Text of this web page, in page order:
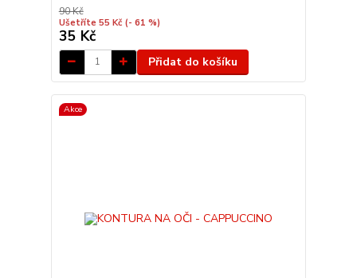
90 Kč
Ušetříte 55 Kč (- 61 %)
35 Kč
Přidat do košíku
Akce